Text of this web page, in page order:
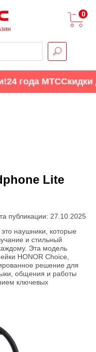
0
года МТССкидки
Lite
публикации: 27.10.2025
это наушники, которые
и стильный
Эта модель
HONOR Choice,
решение для
общения и работы
ключевых